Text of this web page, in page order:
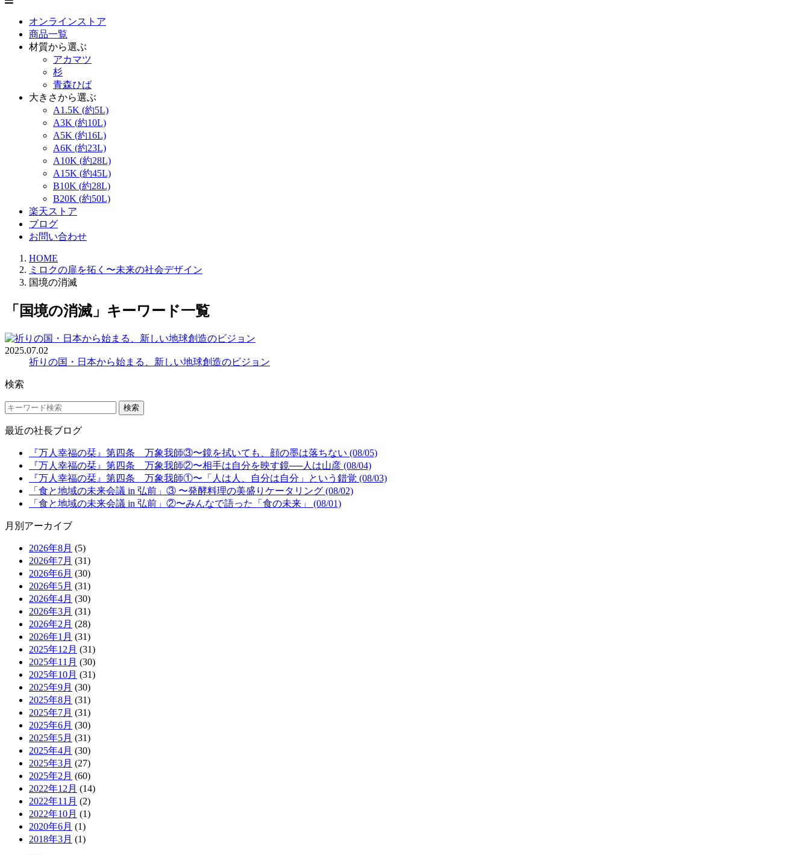
オンラインストア
商品一覧
材質から選ぶ
アカマツ
杉
青森ひば
大きさから選ぶ
A1.5K (約5L)
A3K (約10L)
A5K (約16L)
A6K (約23L)
A10K (約28L)
A15K (約45L)
B10K (約28L)
B20K (約50L)
楽天ストア
ブログ
お問い合わせ
HOME
ミロクの扉を拓く〜未来の社会デザイン
国境の消滅
「国境の消滅」キーワード一覧
2025.07.02
祈りの国・日本から始まる、新しい地球創造のビジョン
検索
検索
最近の社長ブログ
『万人幸福の栞』第四条 万象我師③〜鏡を拭いても、顔の墨は落ちない (08/05)
『万人幸福の栞』第四条 万象我師②〜相手は自分を映す鏡──人は山彦 (08/04)
『万人幸福の栞』第四条 万象我師①〜「人は人、自分は自分」という錯覚 (08/03)
「食と地域の未来会議 in 弘前」③ 〜発酵料理の美盛りケータリング (08/02)
「食と地域の未来会議 in 弘前」②〜みんなで語った「食の未来」 (08/01)
月別アーカイブ
2026年8月 (5)
2026年7月 (31)
2026年6月 (30)
2026年5月 (31)
2026年4月 (30)
2026年3月 (31)
2026年2月 (28)
2026年1月 (31)
2025年12月 (31)
2025年11月 (30)
2025年10月 (31)
2025年9月 (30)
2025年8月 (31)
2025年7月 (31)
2025年6月 (30)
2025年5月 (31)
2025年4月 (30)
2025年3月 (27)
2025年2月 (60)
2022年12月 (14)
2022年11月 (2)
2022年10月 (1)
2020年6月 (1)
2018年3月 (1)